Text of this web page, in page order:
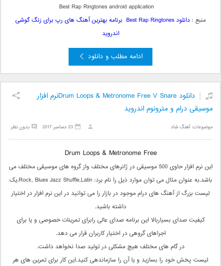
Best Rap Ringtones android application
منبع :
دانلود Best Rap Ringtones برنامه بهترین آهنگ های رپ برای زنگ گوشی
اندروید
ادامه مطلب و دانلود
دانلود Drum Loops & Metronome Free V Snareنرم افزار
موسیقی درام و مترونوم اندروید
موضوعات:آهنگ شاد بدون نظر 23 دسامبر 2017
Drum Loops & Metronome Free
این نرم افزار حاوی 500 موسیقی در ژانرهای مختلف واز گروه های موسیقی مختلف می
باشد.به عنوان مثال می توان موارد ذیل را نام برد: Rock, Blues Jazz Shuffle,Latin.یک
لیست بزرگ از آهنگ های درام موجود در بازار را می توانید در این نرم افزار در اختیار
داشته باشید.
کیفیت صدای بسیاربالا این برنامه صدای عالی رابرای تمرینات خصوصی و یا برای
اجراهای گروهی در اختیار کاربران قرار می دهد.
در گام های مختلف هیچ مشکلی در تولید صدا نخواهد داشت.
لیست پخش خود را بسازید و یا آن را سازماندهی کنید.این کار برای تمرین های هر